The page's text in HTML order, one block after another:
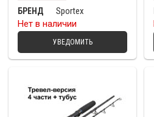
БРЕНД
Sportex
Нет в наличии
УВЕДОМИТЬ